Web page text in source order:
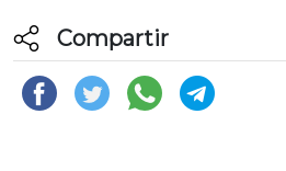
Compartir